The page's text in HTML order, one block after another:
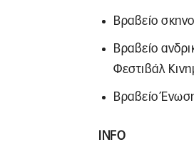
Βραβείο
Βραβείο
Φεστιβάλ
Βραβείο
INFO